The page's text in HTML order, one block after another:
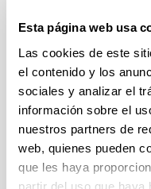
Esta página web usa
Las cookies de este
el contenido y los
sociales y analizar el
información sobre el
nuestros partners de
web, quienes pueden
que les haya
partir del uso que haya
4 razones
Profesorado
docentes
El grado
reconocido
investigación, esto
estudios de
investigación de alto